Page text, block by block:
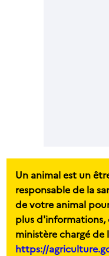
Un animal est un
responsable de la
de votre animal
plus d'informations,
ministère chargé de
https://